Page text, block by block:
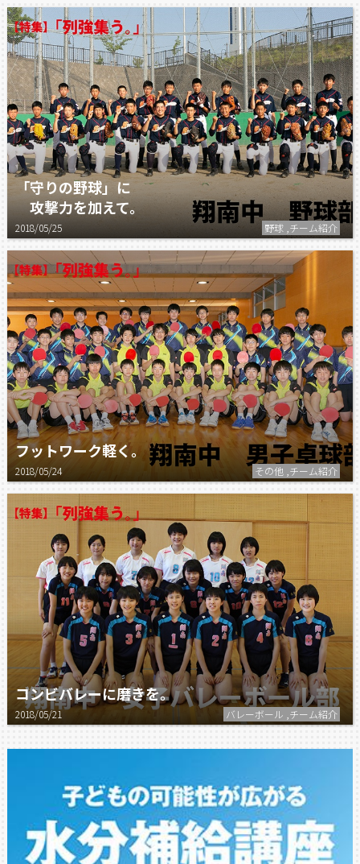
「守りの野球」に
攻撃力を加えて。
2018/05/25 野球 ,チーム紹介
フットワーク軽く。
2018/05/24 その他 ,チーム紹介
コンビバレーに磨きを。
2018/05/21 バレーボール ,チーム紹介